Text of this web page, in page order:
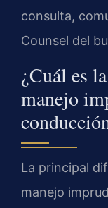
consulta,
Counsel del
¿Cuál es
manejo
La principal
manejo